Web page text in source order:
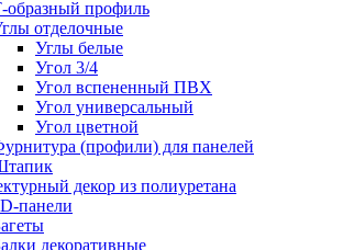
образный профиль
отделочные
Углы белые
Угол 3/4
Угол вспененный ПВХ
Угол универсальный
Угол цветной
(профили) для панелей
декор из полиуретана
панели
декоративные